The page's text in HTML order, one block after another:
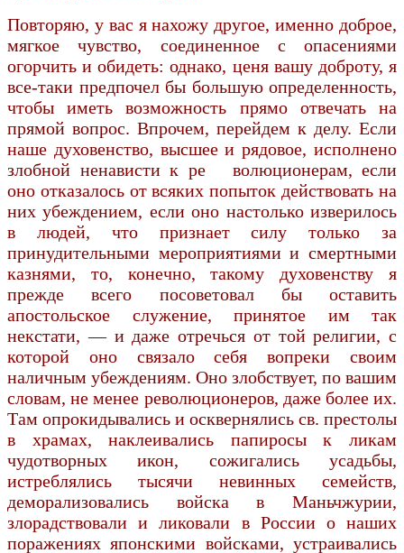
Повторяю, у вас я нахожу другое, именно доброе,
мягкое чувство, соединенное с опасениями
огорчить и обидеть: однако, ценя вашу доброту, я
все-таки предпочел бы большую определенность,
чтобы иметь возможность прямо отвечать на
прямой вопрос. Впрочем, перейдем к делу. Если
наше духовенство, высшее и рядовое, исполнено
злобной ненависти к ре волюционерам, если
оно отказалось от всяких попыток действовать на
них убеждением, если оно настолько изверилось
в людей, что признает силу только за
принудительными мероприятиями и смертными
казнями, то, конечно, такому духовенству я
прежде всего посоветовал бы оставить
апостольское служение, принятое им так
некстати, — и даже отречься от той религии, с
которой оно связало себя вопреки своим
наличным убеждениям. Оно злобствует, по вашим
словам, не менее революционеров, даже более их.
Там опрокидывались и осквернялись св. престолы
в храмах, наклеивались папиросы к ликам
чудотворных икон, сожигались усадьбы,
истреблялись тысячи невинных семейств,
деморализовались войска в Маньчжурии,
злорадствовали и ликовали в России о наших
поражениях японскими войсками, устраивались